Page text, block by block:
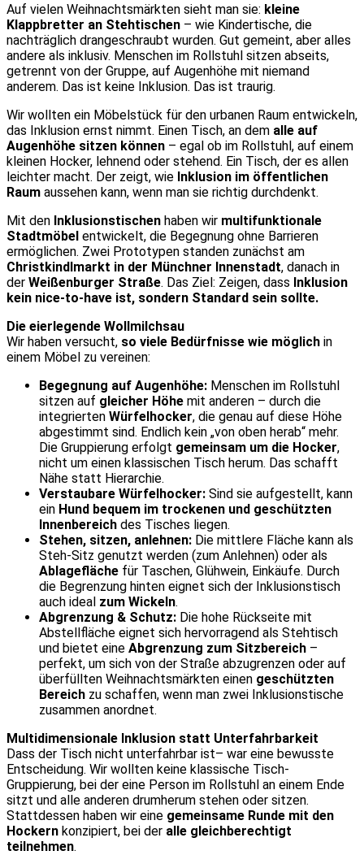
Auf vielen Weihnachtsmärkten sieht man sie: kleine
Klappbretter an Stehtischen – wie Kindertische, die
nachträglich drangeschraubt wurden. Gut gemeint, aber alles
andere als inklusiv. Menschen im Rollstuhl sitzen abseits,
getrennt von der Gruppe, auf Augenhöhe mit niemand
anderem. Das ist keine Inklusion. Das ist traurig.
Wir wollten ein Möbelstück für den urbanen Raum entwickeln,
das Inklusion ernst nimmt. Einen Tisch, an dem alle auf
Augenhöhe sitzen können – egal ob im Rollstuhl, auf einem
kleinen Hocker, lehnend oder stehend. Ein Tisch, der es allen
leichter macht. Der zeigt, wie Inklusion im öffentlichen
Raum aussehen kann, wenn man sie richtig durchdenkt.
Mit den Inklusionstischen haben wir multifunktionale
Stadtmöbel entwickelt, die Begegnung ohne Barrieren
ermöglichen. Zwei Prototypen standen zunächst am
Christkindlmarkt in der Münchner Innenstadt, danach in
der Weißenburger Straße. Das Ziel: Zeigen, dass Inklusion
kein nice-to-have ist, sondern Standard sein sollte.
Die eierlegende Wollmilchsau
Wir haben versucht, so viele Bedürfnisse wie möglich in
einem Möbel zu vereinen:
Begegnung auf Augenhöhe: Menschen im Rollstuhl
sitzen auf gleicher Höhe mit anderen – durch die
integrierten Würfelhocker, die genau auf diese Höhe
abgestimmt sind. Endlich kein „von oben herab“ mehr.
Die Gruppierung erfolgt gemeinsam um die Hocker,
nicht um einen klassischen Tisch herum. Das schafft
Nähe statt Hierarchie.
Verstaubare Würfelhocker: Sind sie aufgestellt, kann
ein Hund bequem im trockenen und geschützten
Innenbereich des Tisches liegen.
Stehen, sitzen, anlehnen: Die mittlere Fläche kann als
Steh-Sitz genutzt werden (zum Anlehnen) oder als
Ablagefläche für Taschen, Glühwein, Einkäufe. Durch
die Begrenzung hinten eignet sich der Inklusionstisch
auch ideal zum Wickeln.
Abgrenzung & Schutz: Die hohe Rückseite mit
Abstellfläche eignet sich hervorragend als Stehtisch
und bietet eine Abgrenzung zum Sitzbereich –
perfekt, um sich von der Straße abzugrenzen oder auf
überfüllten Weihnachtsmärkten einen geschützten
Bereich zu schaffen, wenn man zwei Inklusionstische
zusammen anordnet.
Multidimensionale Inklusion statt Unterfahrbarkeit
Dass der Tisch nicht unterfahrbar ist– war eine bewusste
Entscheidung. Wir wollten keine klassische Tisch-
Gruppierung, bei der eine Person im Rollstuhl an einem Ende
sitzt und alle anderen drumherum stehen oder sitzen.
Stattdessen haben wir eine gemeinsame Runde mit den
Hockern konzipiert, bei der alle gleichberechtigt
teilnehmen.